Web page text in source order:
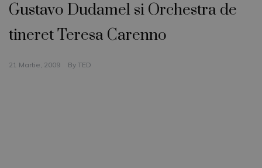
Gustavo Dudamel si Orchestra de
tineret Teresa Carenno
21 Martie, 2009 By TED